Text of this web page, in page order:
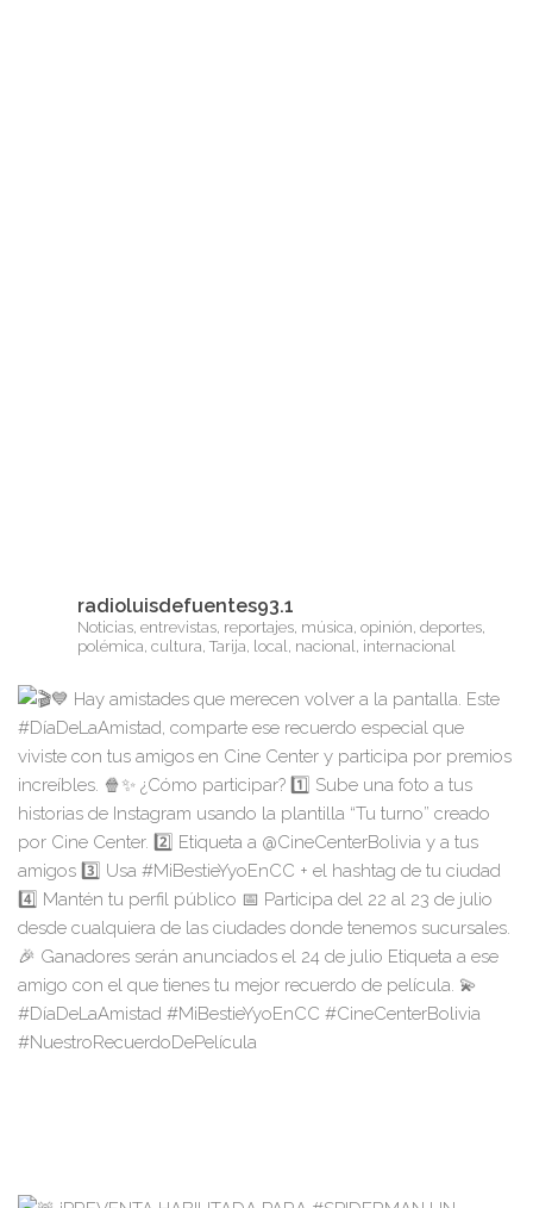
radioluisdefuentes93.1
Noticias, entrevistas, reportajes, música, opinión, deportes,
polémica, cultura, Tarija, local, nacional, internacional